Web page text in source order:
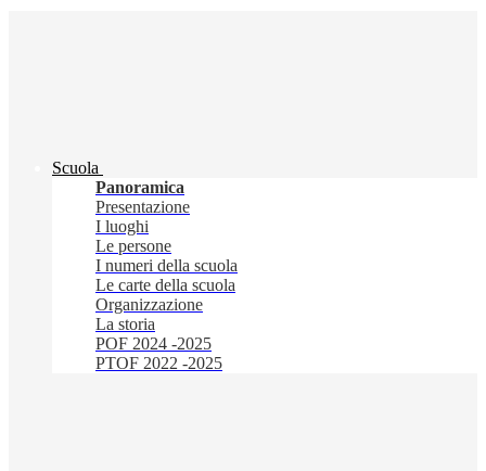
Scuola
Panoramica
Presentazione
I luoghi
Le persone
I numeri della scuola
Le carte della scuola
Organizzazione
La storia
POF 2024 -2025
PTOF 2022 -2025